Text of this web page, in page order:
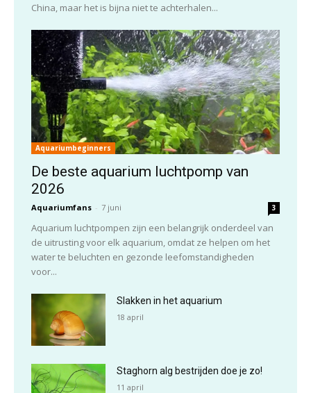
China, maar het is bijna niet te achterhalen...
Aquariumbeginners
De beste aquarium luchtpomp van
2026
Aquariumfans - 7 juni 3
Aquarium luchtpompen zijn een belangrijk onderdeel van
de uitrusting voor elk aquarium, omdat ze helpen om het
water te beluchten en gezonde leefomstandigheden
voor...
Slakken in het aquarium
18 april
Staghorn alg bestrijden doe je zo!
11 april